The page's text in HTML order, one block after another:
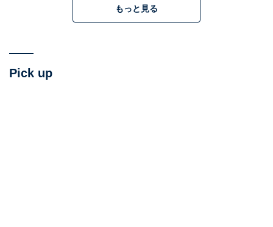
もっと見る
Pick up